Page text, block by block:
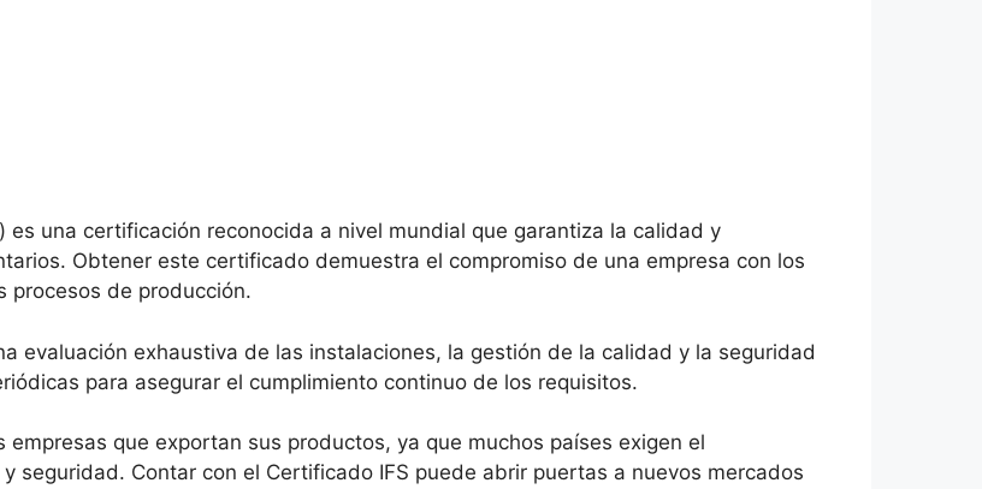
una certificación reconocida a nivel mundial que garantiza la calidad y
Obtener este certificado demuestra el compromiso de una empresa con los
procesos de producción.
evaluación exhaustiva de las instalaciones, la gestión de la calidad y la seguridad
para asegurar el cumplimiento continuo de los requisitos.
que exportan sus productos, ya que muchos países exigen el
seguridad. Contar con el Certificado IFS puede abrir puertas a nuevos mercados